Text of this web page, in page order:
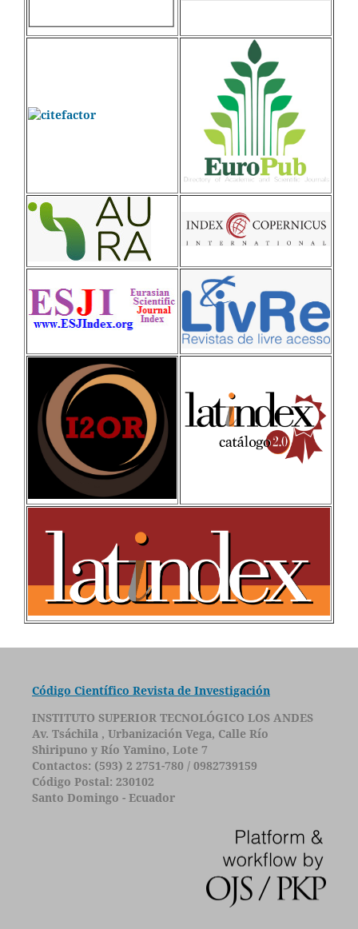
Código Científico Revista de Investigación
INSTITUTO SUPERIOR TECNOLÓGICO LOS ANDES
Av. Tsáchila , Urbanización Vega, Calle Río
Shiripuno y Río Yamino, Lote 7
Contactos: (593) 2 2751-780 / 0982739159
Código Postal: 230102
Santo Domingo - Ecuador